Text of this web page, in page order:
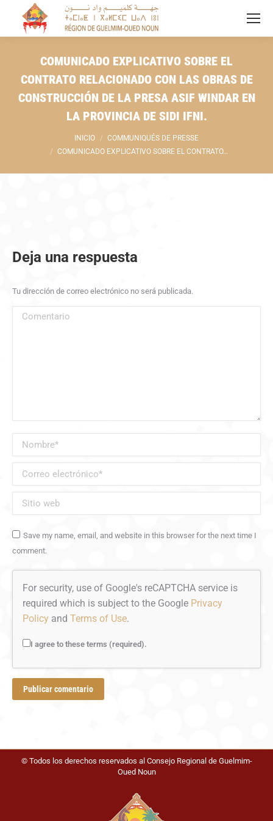
COMUNICADO EXPLICATIVO SOBRE EL
CONTRATO RELACIONADO CON LAS OBRAS DE
CONSTRUCCIÓN DE LA PRESA ASIF WINDAR EN
LA PROVINCIA DE SIDI IFNI.
INICIO
COMMUNIQUÉS DE PRESSE
COMUNICADO EXPLICATIVO SOBRE EL CONTRATO…
Deja una respuesta
Tu dirección de correo electrónico no será publicada.
Comentario
Nombre *
Correo electrónico *
Sitio web
Save my name, email, and website in this browser for the next time I
comment.
For security, use of Google's reCAPTCHA service is
required which is subject to the Google Privacy
Policy and Terms of Use.
I agree to these terms (required).
Publicar comentario
© Todos los derechos reservados al Consejo Regional de Guelmim-
Oued Noun